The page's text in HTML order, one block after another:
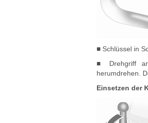
■ Schlüssel in
■ Drehgriff
herumdrehen.
Einsetzen der